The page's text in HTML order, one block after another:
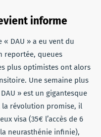
informe
DAU » a eu vent du
reportée, queues
plus optimistes ont alors
Une semaine plus
» est un gigantesque
révolution promise, il
visa (35€ l’accès de 6
neurasthénie infinie),